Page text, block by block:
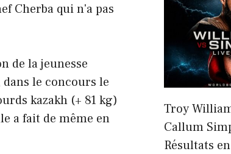
Cherba qui n'a pas
de la jeunesse
le concours le
kazakh (+ 81 kg)
a fait de même en
Troy
Callum
Résultats